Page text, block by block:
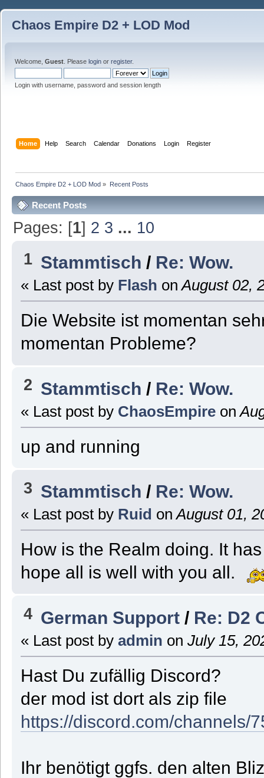
Chaos Empire D2 + LOD Mod
Welcome, Guest . Please login or register.
Login with username, password and session length
Home Help Search Calendar Donations Login Register
Chaos Empire D2 + LOD Mod » Recent Posts
Recent Posts
Pages: [1] 2 3 ... 10
1 Stammtisch / Re: Wow.
« Last post by Flash on August 02,
Die Website ist momentan
momentan Probleme?
2 Stammtisch / Re: Wow.
« Last post by ChaosEmpire on
up and running
3 Stammtisch / Re: Wow.
« Last post by Ruid on August 01,
How is the Realm doing. It
hope all is well with you all.
4 German Support / Re: D2
« Last post by admin on July 15,
Hast Du zufällig Discord?
der mod ist dort als zip file
https://discord.com/channels/
Ihr benötigt ggfs. den alten